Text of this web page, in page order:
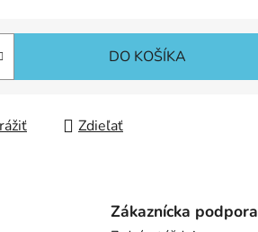
DO KOŠÍKA
Zdieľať
Zákaznícka podpora